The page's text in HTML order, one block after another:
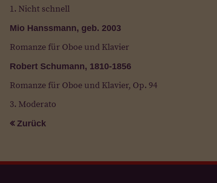
1. Nicht schnell
Mio Hanssmann, geb. 2003
Romanze für Oboe und Klavier
Robert Schumann, 1810-1856
Romanze für Oboe und Klavier, Op. 94
3. Moderato
Zurück